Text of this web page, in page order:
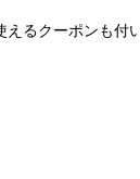
るクーポンも付